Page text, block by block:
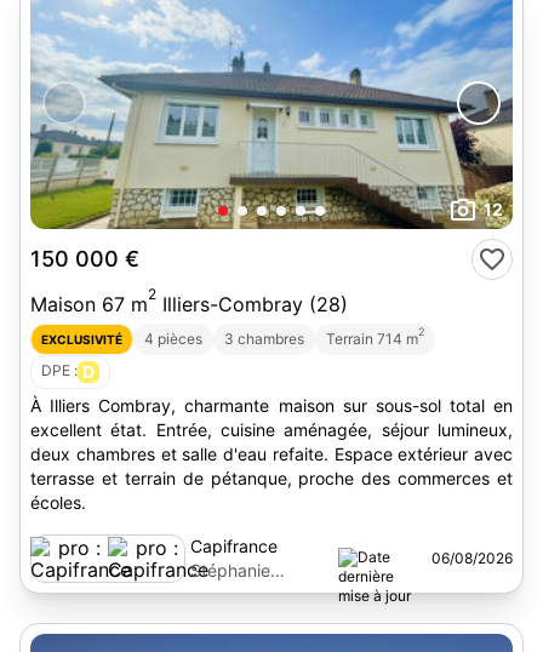
12
150 000 €
Maison 67 m2 Illiers-Combray (28)
EXCLUSIVITÉ 4 pièces 3 chambres Terrain 714 m2
DPE : D
À Illiers Combray, charmante maison sur sous-sol total en
excellent état. Entrée, cuisine aménagée, séjour lumineux,
deux chambres et salle d'eau refaite. Espace extérieur avec
terrasse et terrain de pétanque, proche des commerces et
écoles.
Capifrance
Stéphanie
Marchand
06/08/2026